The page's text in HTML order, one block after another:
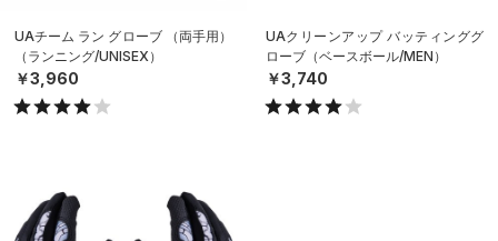
UAチーム ラン グローブ （両手用）
（ランニング/UNISEX）
￥3,960
UAクリーンアップ バッティンググ
ローブ（ベースボール/MEN）
￥3,740